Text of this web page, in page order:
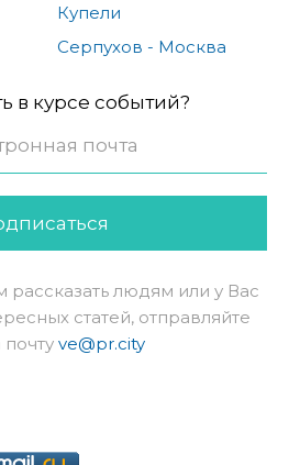
Купели
Серпухов - Москва
в курсе событий?
рассказать людям или у Вас
статей, отправляйте
ve@pr.city